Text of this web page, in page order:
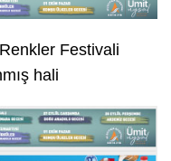
Festivali
hali